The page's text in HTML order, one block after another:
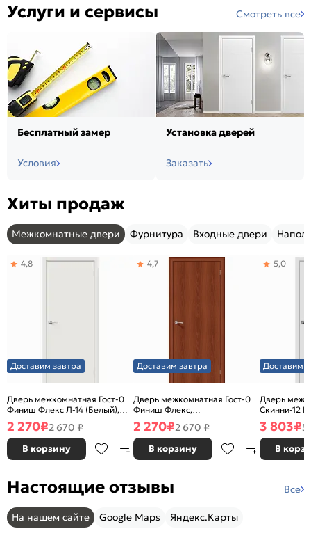
Услуги и сервисы Смотреть все
Бесплатный замер
Условия
Установка дверей
Заказать
Хиты продаж
Межкомнатные двери Фурнитура Входные двери
Доставим завтра
Дверь межкомнатная Гост-0
Финиш Флекс Л-14 (Белый),
глухая, каркасно-щитовая
4,8
2 270₽2 670 ₽
В корзину
Доставим завтра
Дверь межкомнатная Гост-0
Финиш Флекс,
Ламинированные Л-11
(ИталОрех), глухая, каркасно-
щитовая
4,7
2 270₽2 670 ₽
В корзину
Доставим
Дверь
Скинни-12
глухая,
5,0
3 803₽5
В
Настоящие отзывы Все
На нашем сайте Google Maps Яндекс.Карты